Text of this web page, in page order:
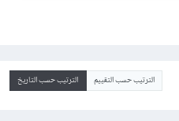
الترتيب حسب التقييم الترتيب حسب التاريخ